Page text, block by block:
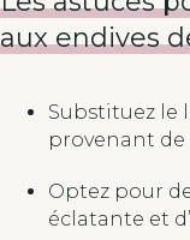
aux endives
Substituez le
provenant
Optez pour
éclatante et